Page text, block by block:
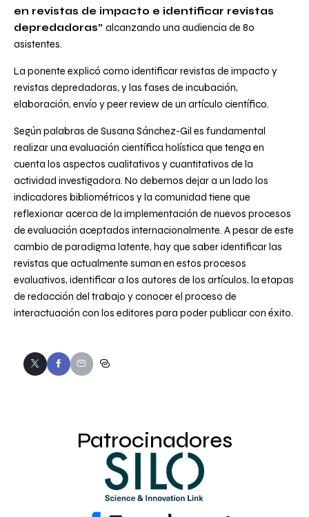
en revistas de impacto e identificar revistas
depredadoras” alcanzando una audiencia de 80
asistentes.
La ponente explicó como identificar revistas de impacto y
revistas depredadoras, y las fases de incubación,
elaboración, envío ypeer reviewde un artículo científico.
Según palabras de Susana Sánchez-Gil es fundamental
realizar una evaluación científica holística que tenga en
cuenta los aspectos cualitativos y cuantitativos de la
actividad investigadora. No debemos dejar a un lado los
indicadores bibliométricos y la comunidad tiene que
reflexionar acerca de la implementación de nuevos procesos
de evaluación aceptados internacionalmente. A pesar de este
cambio de paradigma latente, hay que saber identificar las
revistas que actualmente suman en estos procesos
evaluativos, identificar a los autores de los artículos, la etapas
de redacción del trabajo y conocer el proceso de
interactuación con los editores para poder publicar con éxito.
Patrocinadores